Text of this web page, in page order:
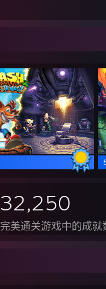
32,250
完美通关游戏中的成就